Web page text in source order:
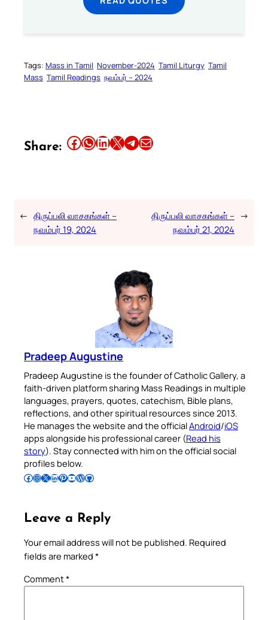
Tags: Mass in Tamil November-2024 Tamil Liturgy Tamil
Mass Tamil Readings நவம்பர் – 2024
Share: Share this article on Facebook Share this article on WhatsApp Share this article on LinkedIn Share this article on X Share this article on TelegramEmail this Article
← திருப்பலி வாசகங்கள் –
நவம்பர் 19, 2024
திருப்பலி வாசகங்கள் –
நவம்பர் 21, 2024
→
Pradeep Augustine
Pradeep Augustine is the founder of Catholic Gallery, a
faith-driven platform sharing Mass Readings in multiple
languages, prayers, quotes, catechism, Bible plans,
reflections, and other spiritual resources since 2013.
He manages the website and the officialAndroid/iOS
apps alongside his professional career (Read his
story). Stay connected with him on the official social
profiles below.
Follow Pradeep on Facebook Follow Pradeep on InstagramFollow Pradeep on X Follow Pradeep on LinkedIn Follow Pradeep on Pinterest Subscribe to Pradeep’s Youtube Channel Follow Pradeep on WordPress Follow Pradeep on GitHub
Leave a Reply
Your email address will not be published. Required
fields are marked *
Comment*